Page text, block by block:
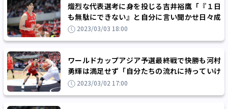
熾烈な代表選考に身を投じる吉井裕鷹「『１日
も無駄にできない』と自分に言い聞かせ日々成
長したい」
2023/03/03 18:00
ワールドカップアジア予選最終戦で快勝も河村
勇輝は満足せず「自分たちの流れに持っていけ
る時間帯が少なかった」
2023/03/02 17:00